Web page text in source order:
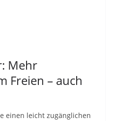
Mehr
Freien – auch
einen leicht zugänglichen